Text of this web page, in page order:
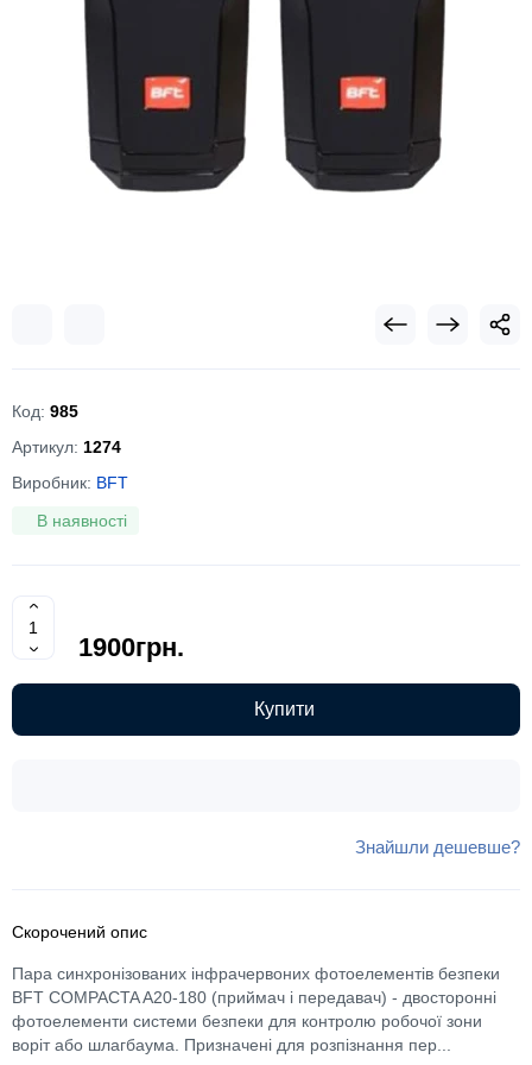
Код: 985
Артикул: 1274
Виробник: BFT
В наявності
1900грн.
Купити
Знайшли дешевше?
Скорочений опис
Пара синхронізованих інфрачервоних фотоелементів безпеки
BFT COMPACTA A20-180 (приймач і передавач) - двосторонні
фотоелементи системи безпеки для контролю робочої зони
воріт або шлагбаума. Призначені для розпізнання пер...